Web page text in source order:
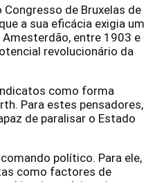
de Bruxelas de
a sua eficácia exigia um
entre 1903 e
revolucionário da
como forma
Para estes pensadores,
de paralisar o Estado
político. Para ele,
como factores de